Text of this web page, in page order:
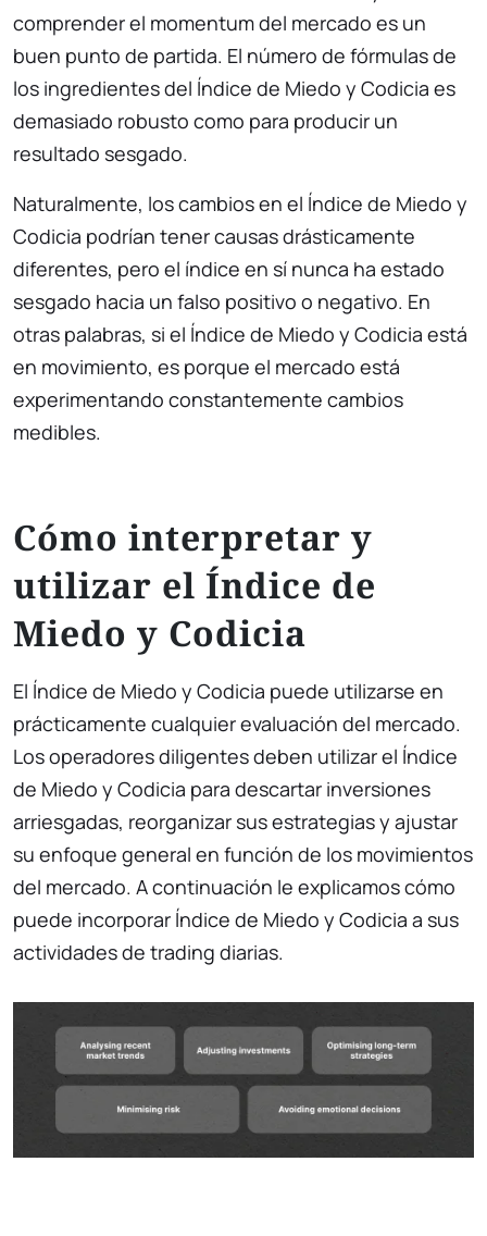
comprender el momentum del mercado es un
buen punto de partida. El número de fórmulas de
los ingredientes del Índice de Miedo y Codicia es
demasiado robusto como para producir un
resultado sesgado.
Naturalmente, los cambios en el Índice de Miedo y
Codicia podrían tener causas drásticamente
diferentes, pero el índice en sí nunca ha estado
sesgado hacia un falso positivo o negativo. En
otras palabras, si el Índice de Miedo y Codicia está
en movimiento, es porque el mercado está
experimentando constantemente cambios
medibles.
Cómo interpretar y
utilizar el Índice de
Miedo y Codicia
El Índice de Miedo y Codicia puede utilizarse en
prácticamente cualquier evaluación del mercado.
Los operadores diligentes deben utilizar el Índice
de Miedo y Codicia para descartar inversiones
arriesgadas, reorganizar sus estrategias y ajustar
su enfoque general en función de los movimientos
del mercado. A continuación le explicamos cómo
puede incorporar Índice de Miedo y Codicia a sus
actividades de trading diarias.